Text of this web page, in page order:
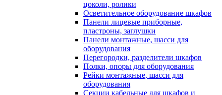
цоколи, ролики
Осветительное оборудование шкафов
Панели лицевые приборные,
пластроны, заглушки
Панели монтажные, шасси для
оборудования
Перегородки, разделители шкафов
Полки, опоры для оборудования
Рейки монтажные, шасси для
оборудования
Секции кабельные для шкафов и